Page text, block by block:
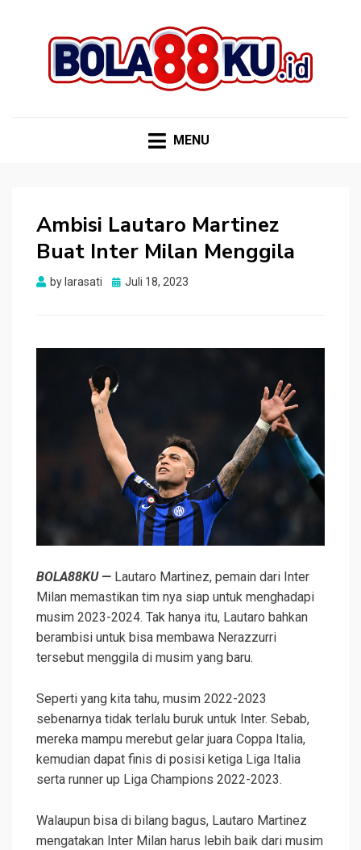
MENU
Ambisi Lautaro Martinez
Buat Inter Milan Menggila
by larasati
Posted
Juli 18, 2023
BOLA88KU — Lautaro Martinez, pemain dari Inter
Milan memastikan tim nya siap untuk menghadapi
musim 2023-2024. Tak hanya itu, Lautaro bahkan
berambisi untuk bisa membawa Nerazzurri
tersebut menggila di musim yang baru.
Seperti yang kita tahu, musim 2022-2023
sebenarnya tidak terlalu buruk untuk Inter. Sebab,
mereka mampu merebut gelar juara Coppa Italia,
kemudian dapat finis di posisi ketiga Liga Italia
serta runner up Liga Champions 2022-2023.
Walaupun bisa di bilang bagus, Lautaro Martinez
mengatakan Inter Milan harus lebih baik dari musim